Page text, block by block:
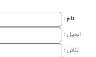
نام‌ :
ایمیل :
تلفن :